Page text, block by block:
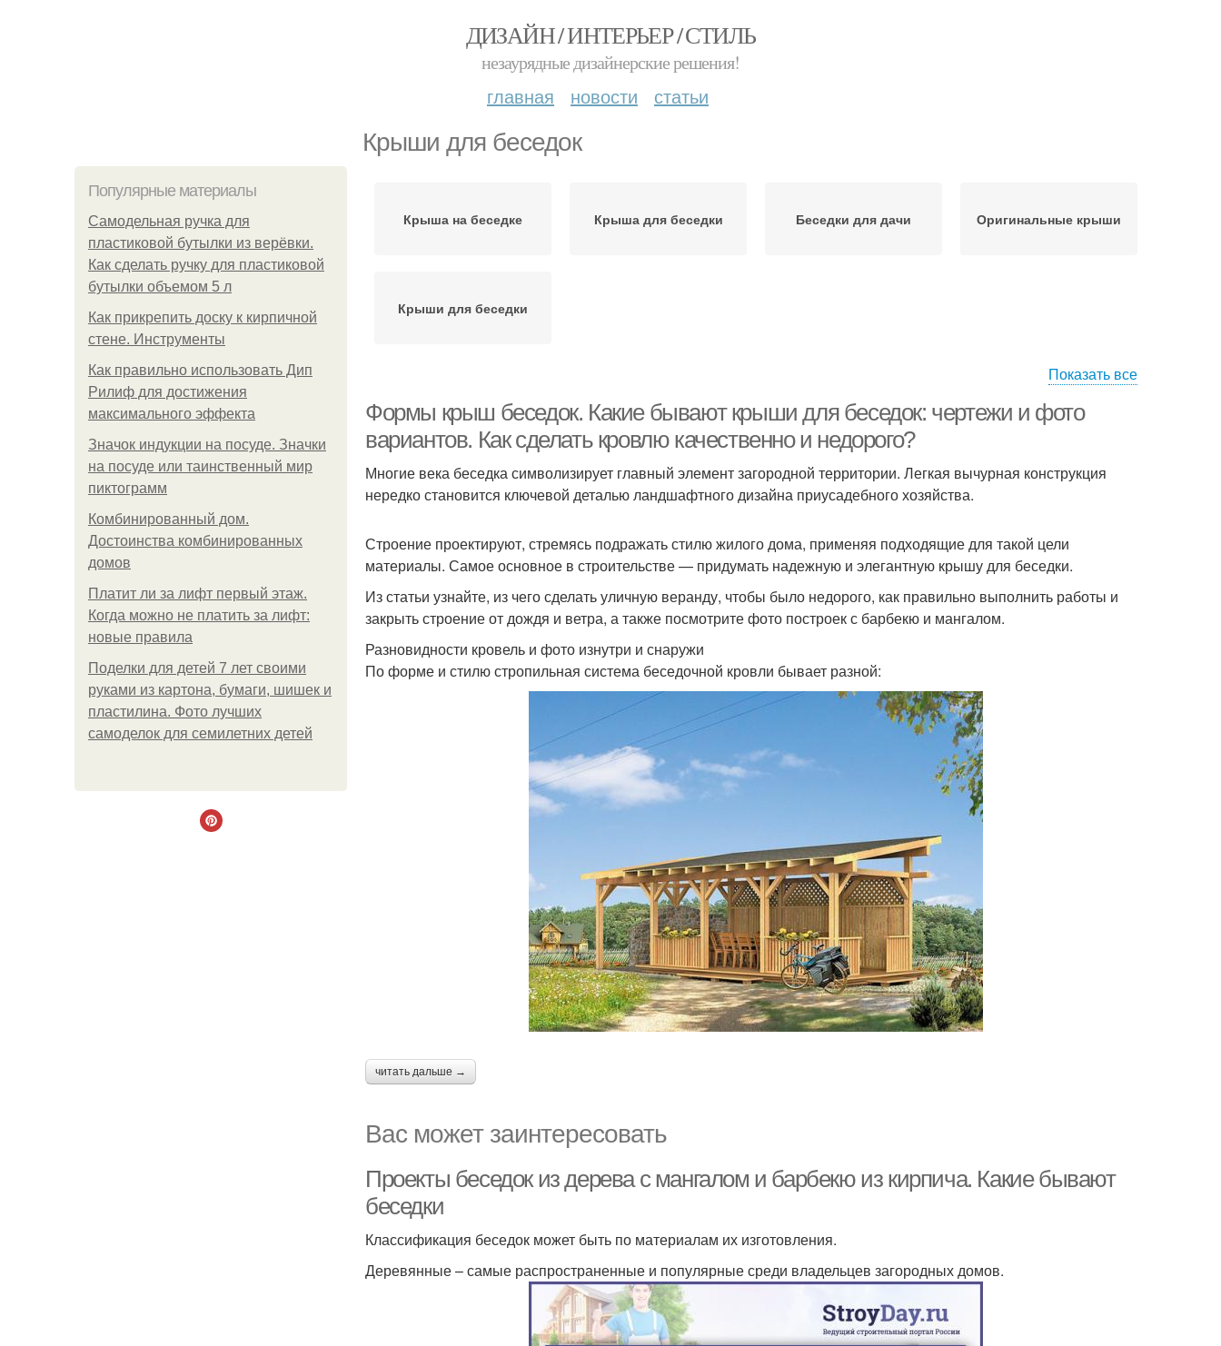
ДИЗАЙН / ИНТЕРЬЕР / СТИЛЬ
незаурядные дизайнерские решения!
главная новости статьи
Крыши для беседок
Популярные материалы
Самодельная ручка для
пластиковой бутылки из верёвки.
Как сделать ручку для пластиковой
бутылки объемом 5 л
Как прикрепить доску к кирпичной
стене. Инструменты
Как правильно использовать Дип
Рилиф для достижения
максимального эффекта
Значок индукции на посуде. Значки
на посуде или таинственный мир
пиктограмм
Комбинированный дом.
Достоинства комбинированных
домов
Платит ли за лифт первый этаж.
Когда можно не платить за лифт:
новые правила
Поделки для детей 7 лет своими
руками из картона, бумаги, шишек и
пластилина. Фото лучших
самоделок для семилетних детей
Крыша на беседке Крыша для беседки Беседки для дачи Оригинальные крыши
Крыши для беседки
Показать все
Формы крыш беседок. Какие бывают крыши для беседок: чертежи и фото
вариантов. Как сделать кровлю качественно и недорого?
Многие века беседка символизирует главный элемент загородной территории. Легкая вычурная конструкция
нередко становится ключевой деталью ландшафтного дизайна приусадебного хозяйства.
Строение проектируют, стремясь подражать стилю жилого дома, применяя подходящие для такой цели
материалы. Самое основное в строительстве — придумать надежную и элегантную крышу для беседки.
Из статьи узнайте, из чего сделать уличную веранду, чтобы было недорого, как правильно выполнить работы и
закрыть строение от дождя и ветра, а также посмотрите фото построек с барбекю и мангалом.
Разновидности кровель и фото изнутри и снаружи
По форме и стилю стропильная система беседочной кровли бывает разной:
читать дальше →
Вас может заинтересовать
Проекты беседок из дерева с мангалом и барбекю из кирпича. Какие бывают
беседки
Классификация беседок может быть по материалам их изготовления.
Деревянные – самые распространенные и популярные среди владельцев загородных домов.